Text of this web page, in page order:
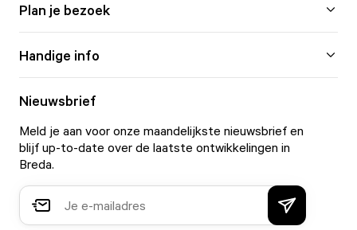
Plan je bezoek
Handige info
Nieuwsbrief
Meld je aan voor onze maandelijkste nieuwsbrief en
blijf up-to-date over de laatste ontwikkelingen in
Breda.